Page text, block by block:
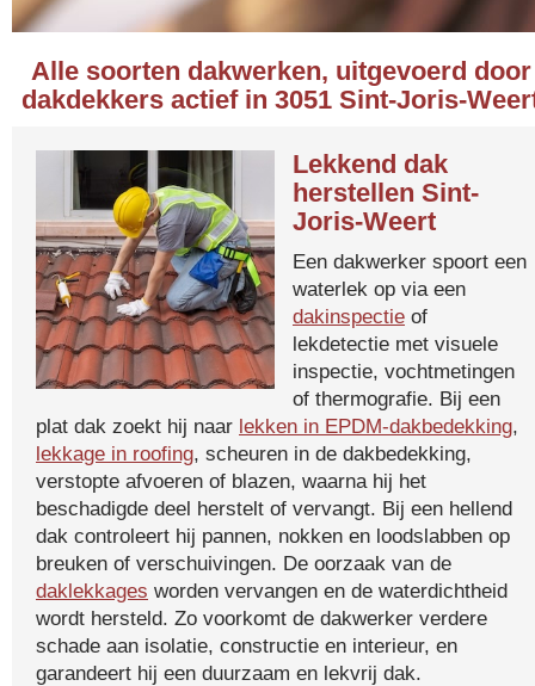
Alle soorten dakwerken, uitgevoerd door
dakdekkers actief in 3051 Sint-Joris-
Lekkend dak
herstellen Sint-
Joris-Weert
Een dakwerker spoort een
waterlek op via een
dakinspectie of
lekdetectie met visuele
inspectie, vochtmetingen
of thermografie. Bij een
plat dak zoekt hij naar lekken in EPDM-dakbedekking,
lekkage in roofing, scheuren in de dakbedekking,
verstopte afvoeren of blazen, waarna hij het
beschadigde deel herstelt of vervangt. Bij een hellend
dak controleert hij pannen, nokken en loodslabben op
breuken of verschuivingen. De oorzaak van de
daklekkages worden vervangen en de waterdichtheid
wordt hersteld. Zo voorkomt de dakwerker verdere
schade aan isolatie, constructie en interieur, en
garandeert hij een duurzaam en lekvrij dak.